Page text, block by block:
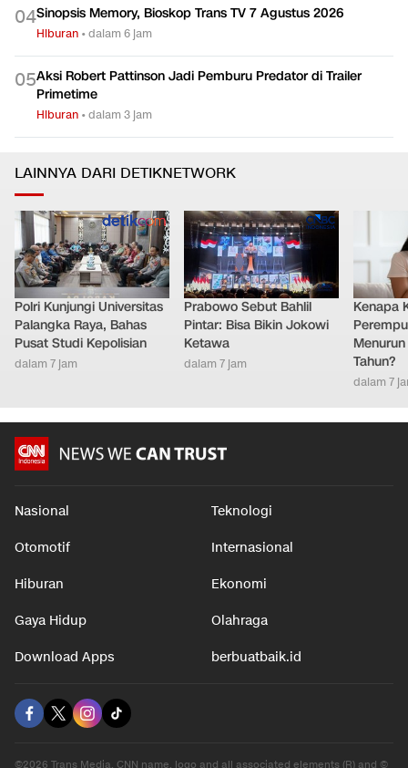
04Sinopsis Memory, Bioskop Trans TV 7 Agustus 2026
Hiburan •dalam 6 jam
05Aksi Robert Pattinson Jadi Pemburu Predator di Trailer
Primetime
Hiburan •dalam 3 jam
LAINNYA DARI DETIKNETWORK
Polri Kunjungi Universitas
Palangka Raya, Bahas
Pusat Studi Kepolisian
dalam 7 jam
Prabowo Sebut Bahlil
Pintar: Bisa Bikin Jokowi
Ketawa
dalam 7 jam
Kenapa
Tahun?
dalam 7
Nasional Teknologi
Otomotif Internasional
Hiburan Ekonomi
Gaya Hidup Olahraga
Download Apps berbuatbaik.id
©2026 Trans Media, CNN name, logo and all associated elements (R) and ©